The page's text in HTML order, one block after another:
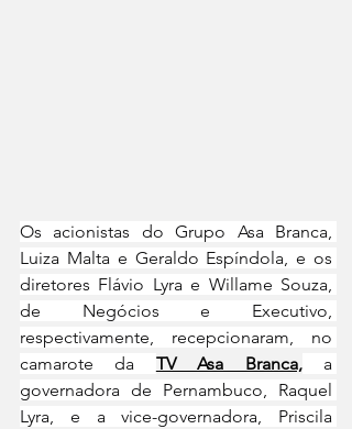
Os acionistas do Grupo Asa Branca,
Luiza Malta e Geraldo Espíndola, e os
diretores Flávio Lyra e Willame Souza,
de Negócios e Executivo,
respectivamente, recepcionaram, no
camarote da TV Asa Branca, a
governadora de Pernambuco, Raquel
Lyra, e a vice-governadora, Priscila